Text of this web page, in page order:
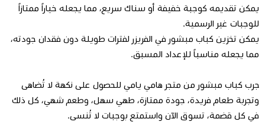
يمكن تقديمه كوجبة خفيفة أو سناك سريع، مما يجعله خياراً ممتازاً
للوجبات غير الرسمية.
يمكن تخزين كباب مبشور في الفريزر لفترات طويلة دون فقدان جودته،
مما يجعله مناسباً للإعداد المسبق.
جرب كباب مبشور من متجر هامي يامي للحصول على نكهة لا تُضاهى
وتجربة طعام فريدة، جودة ممتازة، طهي سهل، وطعم شهي، كل ذلك
في كل قضمة، تسوق الآن واستمتع بوجبات لا تُنسى.